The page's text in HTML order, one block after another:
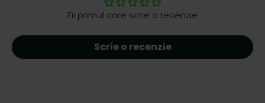
Fii primul care scrie o recenzie
Scrie o recenzie